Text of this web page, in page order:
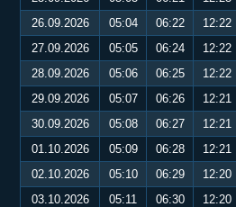
26.09.2026
05:04 06:22 12:22
27.09.2026
05:05 06:24 12:22
28.09.2026
05:06 06:25 12:22
29.09.2026
05:07 06:26 12:21
30.09.2026
05:08 06:27 12:21
01.10.2026
05:09 06:28 12:21
02.10.2026
05:10 06:29 12:20
03.10.2026
05:11 06:30 12:20